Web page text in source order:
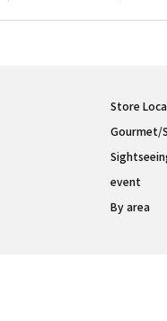
Store
Gourmet/
event
By area